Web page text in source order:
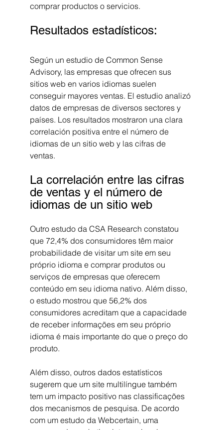
comprar productos o servicios.
Resultados estadísticos:
Según un estudio de Common Sense
Advisory, las empresas que ofrecen sus
sitios web en varios idiomas suelen
conseguir mayores ventas. El estudio analizó
datos de empresas de diversos sectores y
países. Los resultados mostraron una clara
correlación positiva entre el número de
idiomas de un sitio web y las cifras de
ventas.
La correlación entre las cifras
de ventas y el número de
idiomas de un sitio web
Outro estudo da CSA Research constatou
que 72,4% dos consumidores têm maior
probabilidade de visitar um site em seu
próprio idioma e comprar produtos ou
serviços de empresas que oferecem
conteúdo em seu idioma nativo. Além disso,
o estudo mostrou que 56,2% dos
consumidores acreditam que a capacidade
de receber informações em seu próprio
idioma é mais importante do que o preço do
produto.
Além disso, outros dados estatísticos
sugerem que um site multilíngue também
tem um impacto positivo nas classificações
dos mecanismos de pesquisa. De acordo
com um estudo da Webcertain, uma